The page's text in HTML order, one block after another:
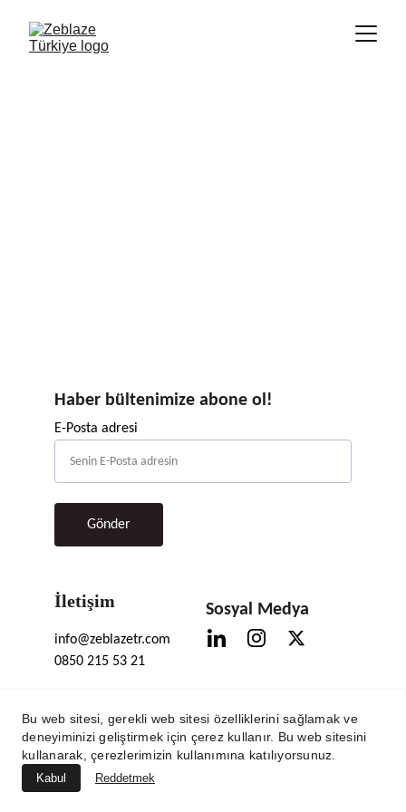
İletişim
E-Posta adresi
Gönder
info@zeblazetr.com
0850 215 53 21
Sosyal Medya
Haber bültenimize abone ol!
Bu web sitesi, gerekli web sitesi özelliklerini sağlamak ve
deneyiminizi geliştirmek için çerez kullanır. Bu web sitesini
kullanarak, çerezlerimizin kullanımına katılıyorsunuz.
Kabul Reddetmek